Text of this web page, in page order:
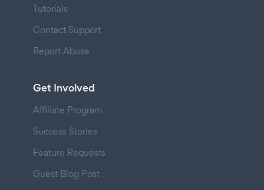
Tutorials
Contact Support
Report Abuse
Get Involved
Affiliate Program
Success Stories
Feature Requests
Guest Blog Post